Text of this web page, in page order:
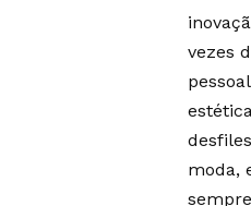
vezes
moda,